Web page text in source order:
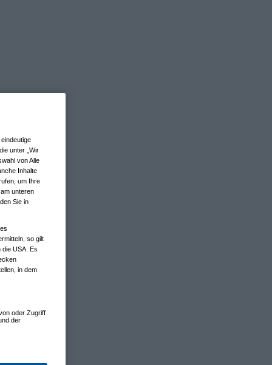
unter „Wir
von Alle
Inhalte
um Ihre
unteren
Sie in
so gilt
die USA. Es
in dem
oder Zugriff
der